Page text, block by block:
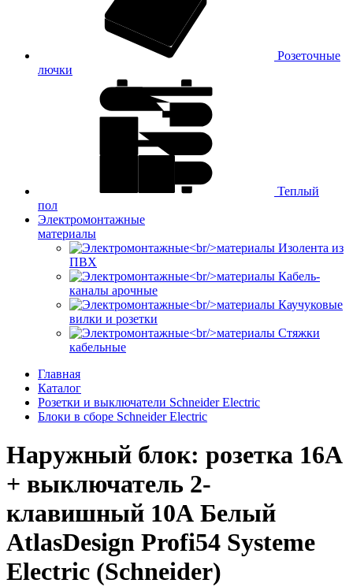
Розеточные
лючки
Теплый
пол
Электромонтажные
материалы
Изолента из
ПВХ
Кабель-
каналы арочные
Каучуковые
вилки и розетки
Стяжки
кабельные
Главная
Каталог
Розетки и выключатели Schneider Electric
Блоки в сборе Schneider Electric
Наружный блок: розетка 16А
+ выключатель 2-
клавишный 10А Белый
AtlasDesign Profi54 Systeme
Electric (Schneider)